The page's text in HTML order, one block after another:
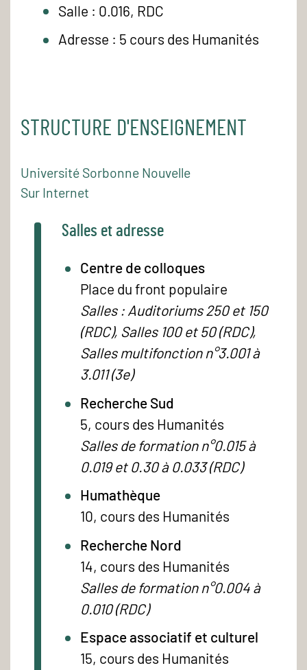
Salle : 0.016, RDC
Adresse : 5 cours des Humanités
STRUCTURE D'ENSEIGNEMENT
Université Sorbonne Nouvelle
Sur Internet
Salles et adresse
Centre de colloques
Place du front populaire
Salles : Auditoriums 250 et 150
(RDC), Salles 100 et 50 (RDC),
Salles multifonction n°3.001 à
3.011 (3e)
Recherche Sud
5, cours des Humanités
Salles de formation n°0.015 à
0.019 et 0.30 à 0.033 (RDC)
Humathèque
10, cours des Humanités
Recherche Nord
14, cours des Humanités
Salles de formation n°0.004 à
0.010 (RDC)
Espace associatif et culturel
15, cours des Humanités